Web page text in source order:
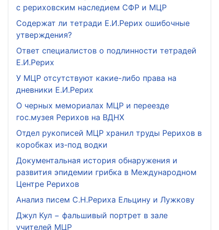
с рериховским наследием СФР и МЦР
Содержат ли тетради Е.И.Рерих ошибочные
утверждения?
Ответ специалистов о подлинности тетрадей
Е.И.Рерих
У МЦР отсутствуют какие-либо права на
дневники Е.И.Рерих
О черных мемориалах МЦР и переезде
гос.музея Рерихов на ВДНХ
Отдел рукописей МЦР хранил труды Рерихов в
коробках из-под водки
Документальная история обнаружения и
развития эпидемии грибка в Международном
Центре Рерихов
Анализ писем С.Н.Рериха Ельцину и Лужкову
Джул Кул − фальшивый портрет в зале
учителей МЦР